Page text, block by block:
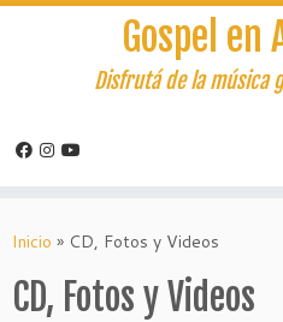
Gospel en
Disfrutá de la música
Inicio » CD, Fotos y Videos
CD, Fotos y Videos